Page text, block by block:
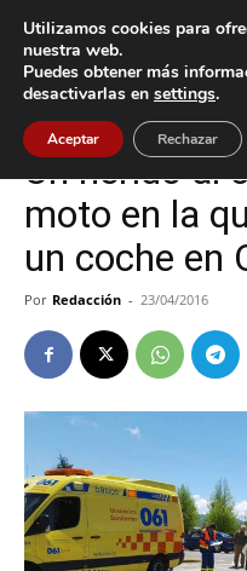
Inicio O Rosal
O Rosal Sucesos
Un herido al
moto en la
un coche en
Por Redacción - 23/04/2016
Utilizamos cookies para
nuestra web.
Puedes obtener más
desactivarlas en settings.
Aceptar Rechazar